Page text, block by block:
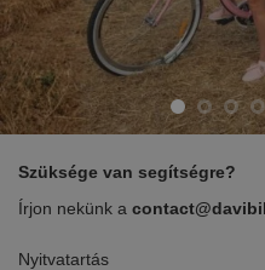
Szüksége van segítségre?
Írjon nekünk a
Nyitvatartás